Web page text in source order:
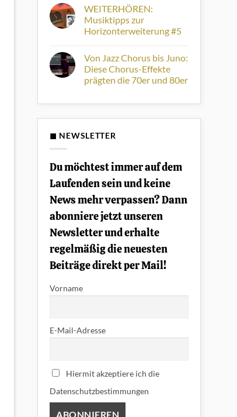
–
die
Songs
von
Stoppok“
zu
Dreadnought
oder
Grand
passt
zu
dir?
WEITERHÖREN:
Musiktipps zur
Horizonterweiterung #5
zu
WEITERHÖREN:
Musiktipps
zur
Horizonterweiterung
Von Jazz Chorus bis Juno:
Diese Chorus-Effekte
prägten die 70er und 80er
zu
bis
Effekte
die
und
80er
◼ NEWSLETTER
Du möchtest immer auf dem
Laufenden sein und keine
News mehr verpassen? Dann
abonniere jetzt unseren
Newsletter und erhalte
regelmäßig die neuesten
Beiträge direkt per Mail!
Vorname
E-Mail-Adresse
Hiermit akzeptiere ich die
Datenschutzbestimmungen